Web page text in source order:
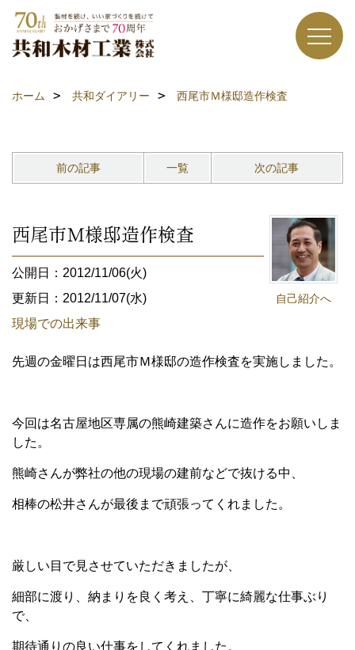
ホーム 共和ダイアリー 西尾市Ｍ様邸造作検査
前の記事 一覧 次の記事
自己紹介へ
西尾市Ｍ様邸造作検査
公開日：2012/11/06(火)
更新日：2012/11/07(水)
現場での出来事
先週の金曜日は西尾市Ｍ様邸の造作検査を実施しました。
今回は名古屋地区専属の熊崎建築さんに造作をお願いしま
した。
熊崎さんが弊社の他の現場の建前などで抜ける中、
相棒の松井さんが最後まで頑張ってくれました。
厳しい目で見させていただきましたが、
細部に渡り、納まりを良く考え、丁寧に綺麗な仕事ぶり
で、
期待通りの良い仕事をしてくれました。